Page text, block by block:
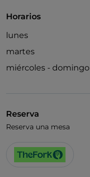
Horarios
lunes
martes
miércoles - domingo
Reserva
Reserva una mesa